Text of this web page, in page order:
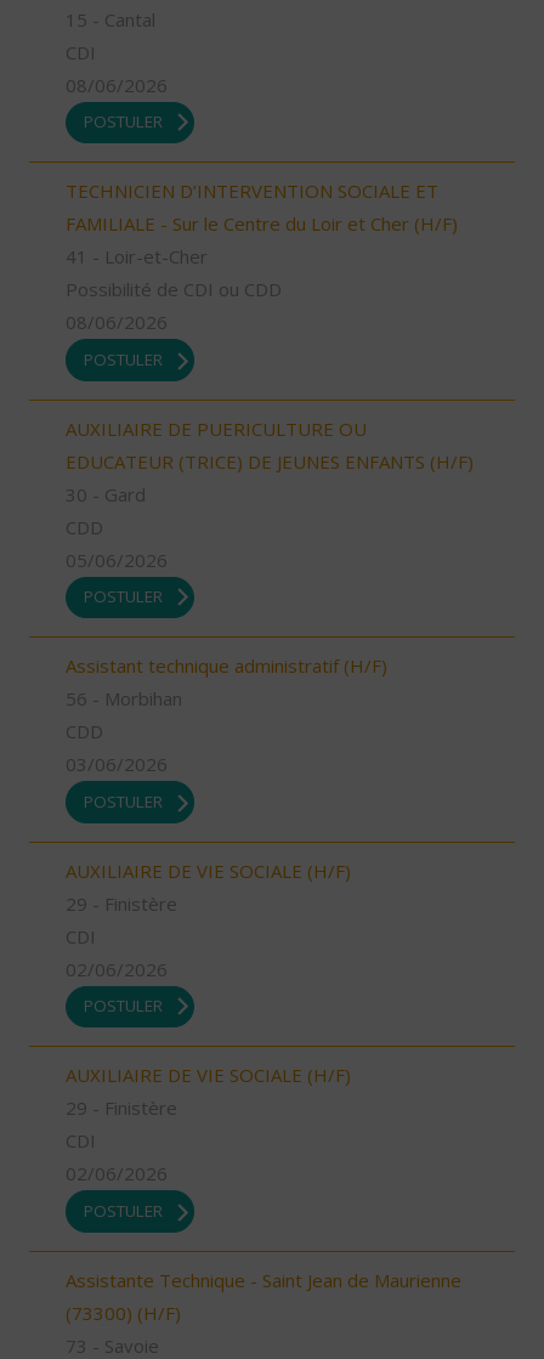
15 - Cantal
CDI
08/06/2026
POSTULER
TECHNICIEN D’INTERVENTION SOCIALE ET
FAMILIALE - Sur le Centre du Loir et Cher (H/F)
41 - Loir-et-Cher
Possibilité de CDI ou CDD
08/06/2026
POSTULER
AUXILIAIRE DE PUERICULTURE OU
EDUCATEUR (TRICE) DE JEUNES ENFANTS (H/F)
30 - Gard
CDD
05/06/2026
POSTULER
Assistant technique administratif (H/F)
56 - Morbihan
CDD
03/06/2026
POSTULER
AUXILIAIRE DE VIE SOCIALE (H/F)
29 - Finistère
CDI
02/06/2026
POSTULER
AUXILIAIRE DE VIE SOCIALE (H/F)
29 - Finistère
CDI
02/06/2026
POSTULER
Assistante Technique - Saint Jean de Maurienne
(73300) (H/F)
73 - Savoie